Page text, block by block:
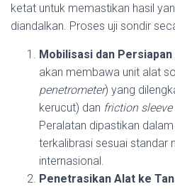
ketat untuk memastikan hasil
diandalkan. Proses uji sondir
Mobilisasi dan Persiapan
akan membawa unit alat
penetrometer) yang
kerucut) dan friction sleeve
Peralatan dipastikan
terkalibrasi sesuai standar
internasional.
Penetrasikan Alat ke